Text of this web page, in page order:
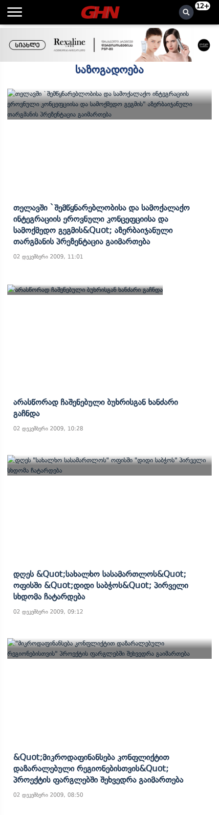
12+
საზოგადოება
Თელავში `შემწყნარებლობისა Და Სამოქალაქო
Ინტეგრაციის Ეროვნული Კონცეფციისა Და
Სამოქმედო Გეგმის&quot; Აზერბაიჯანული
Თარგმანის Პრეზენტაცია Გაიმართება
02 დეკემბერი 2009, 11:01
Არასწორად Ჩაშენებული Ბუხრისგან Ხანძარი
Გაჩნდა
02 დეკემბერი 2009, 10:28
Დღეს &quot;სახალხო Სასამართლოს&quot;
Ოფისში &quot;დიდი Საბჭოს&quot; Პირველი
Სხდომა Ჩატარდება
02 დეკემბერი 2009, 09:12
&quot;მიკროდაფინანსება Კონფლიქტით
Დაზარალებული Რეგიონებისთვის&quot;
Პროექტის Ფარგლებში Შეხვედრა Გაიმართება
02 დეკემბერი 2009, 08:50